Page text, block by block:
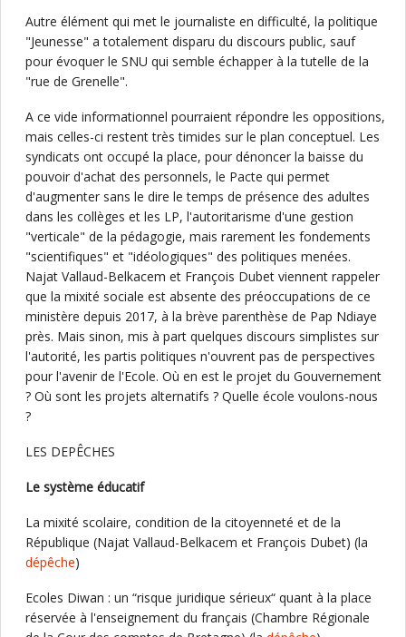
Autre élément qui met le journaliste en difficulté, la politique
"Jeunesse" a totalement disparu du discours public, sauf
pour évoquer le SNU qui semble échapper à la tutelle de la
"rue de Grenelle".
A ce vide informationnel pourraient répondre les oppositions,
mais celles-ci restent très timides sur le plan conceptuel. Les
syndicats ont occupé la place, pour dénoncer la baisse du
pouvoir d'achat des personnels, le Pacte qui permet
d'augmenter sans le dire le temps de présence des adultes
dans les collèges et les LP, l'autoritarisme d'une gestion
"verticale" de la pédagogie, mais rarement les fondements
"scientifiques" et "idéologiques" des politiques menées.
Najat Vallaud-Belkacem et François Dubet viennent rappeler
que la mixité sociale est absente des préoccupations de ce
ministère depuis 2017, à la brève parenthèse de Pap Ndiaye
près. Mais sinon, mis à part quelques discours simplistes sur
l'autorité, les partis politiques n'ouvrent pas de perspectives
pour l'avenir de l'Ecole. Où en est le projet du Gouvernement
? Où sont les projets alternatifs ? Quelle école voulons-nous
?
LES DEPÊCHES
Le système éducatif
La mixité scolaire, condition de la citoyenneté et de la
République (Najat Vallaud-Belkacem et François Dubet) (la
dépêche)
Ecoles Diwan : un “risque juridique sérieux“ quant à la place
réservée à l'enseignement du français (Chambre Régionale